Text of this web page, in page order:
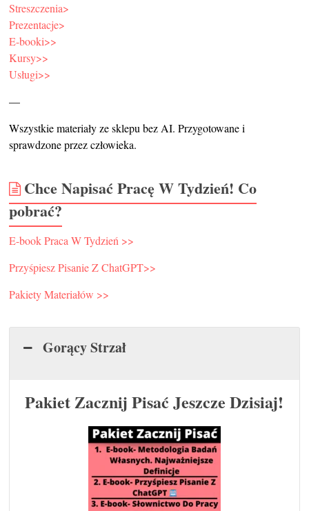
Streszczenia>
Prezentacje>
E-booki>>
Kursy>>
Usługi>>
—
Wszystkie materiały ze sklepu bez AI. Przygotowane i
sprawdzone przez człowieka.
Chce Napisać Pracę W Tydzień! Co
pobrać?
E-book Praca W Tydzień >>
Przyśpiesz Pisanie Z ChatGPT>>
Pakiety Materiałów >>
Gorący Strzał
Pakiet Zacznij Pisać Jeszcze Dzisiaj!